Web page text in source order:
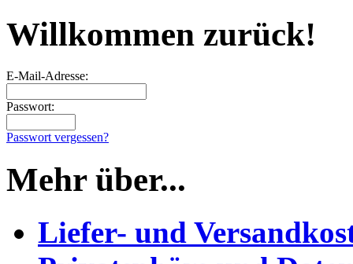
Willkommen zurück!
E-Mail-Adresse:
Passwort:
Passwort vergessen?
Mehr über...
Liefer- und